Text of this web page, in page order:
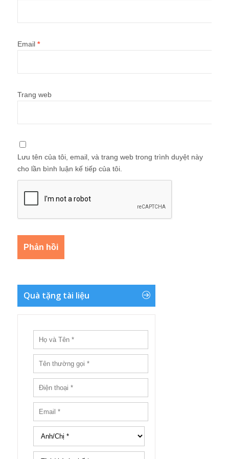
Email *
Trang web
Lưu tên của tôi, email, và trang web trong trình duyệt này
cho lần bình luận kế tiếp của tôi.
Quà tặng tài liệu